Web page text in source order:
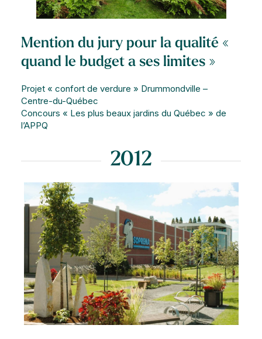
Mention du jury pour la qualité «
quand le budget a ses limites »
Projet « confort de verdure » Drummondville –
Centre-du-Québec
Concours « Les plus beaux jardins du Québec » de
l’APPQ
2012